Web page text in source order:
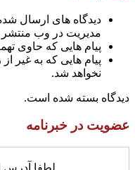
دیدگاه های ارسال
مدیریت در وب
پیام هایی که حاوی
پیام هایی که به غیر
نخواهد شد.
دیدگاه بسته شده است.
عضویت در خبرنامه
لطفا آدرس